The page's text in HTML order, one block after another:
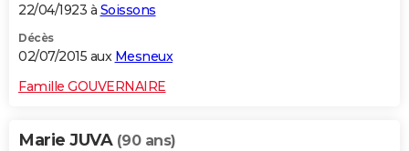
22/04/1923 à Soissons
Décès
02/07/2015 aux Mesneux
Famille GOUVERNAIRE
Marie JUVA (90 ans)